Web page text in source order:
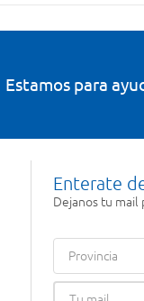
Estamos para
Enterate
Dejanos tu mail
Provincia